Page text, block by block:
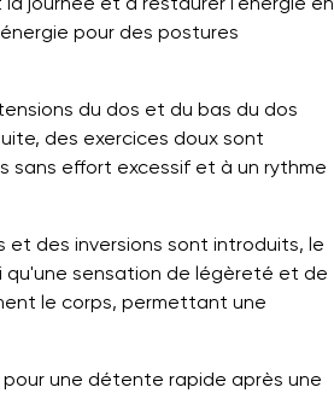
pour des postures
du dos et du bas du dos
des exercices doux sont
sans effort excessif et à un rythme
et des inversions sont introduits, le
qu'une sensation de légèreté et de
le corps, permettant une
une détente rapide après une